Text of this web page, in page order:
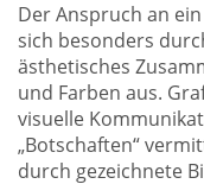
Der Anspruch an
sich besonders
ästhetisches
und Farben aus.
visuelle
„Botschaften“
durch gezeichnete